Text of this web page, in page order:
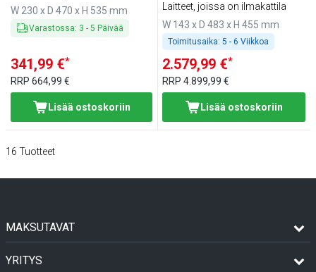
kahvinkeittimiin,
yhdistelmähöyrykeittimiin ja
pieniin tiskin alla oleviin
W 230 x D 470 x H 535 mm
Varastossa: 3 - 5 Päivää
341,99 €*
RRP 664,99 €
Lisää ostoskoriin
Laitteet, joissa on ilmakattila
W 143 x D 483 x H 455 mm
Toimitusaika: 5 - 6 Viikkoa
2.579,99 €*
RRP4.899,99 €
Lisää ostoskoriin
16 Tuotteet
MAKSUTAVAT
YRITYS